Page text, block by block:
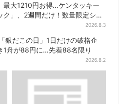
最大1210円お得…ケンタッキー
ク」、2週間だけ！数量限定シー
2026.8.3
銀だこの日」1日だけの破格企
1舟が88円に…先着88名限り
2026.8.2